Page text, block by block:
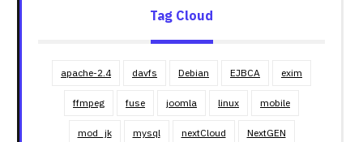
Tag Cloud
apache-2.4 davfs Debian EJBCA exim
ffmpeg fuse joomla linux mobile
mod_jk mysql nextCloud NextGEN